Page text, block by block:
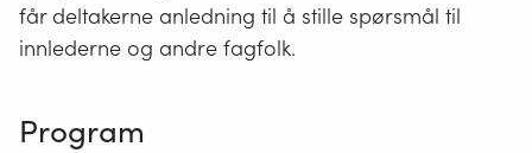
får deltakerne anledning til å stille spørsmål til
innlederne og andre fagfolk.
Program